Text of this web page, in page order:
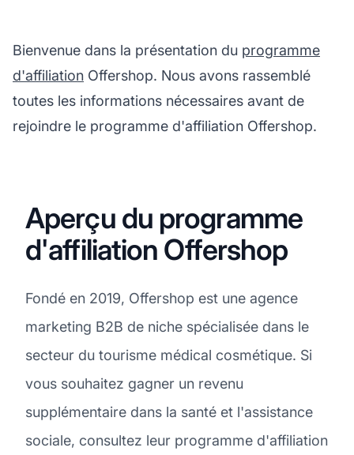
Bienvenue dans la présentation du programme
d'affiliation Offershop. Nous avons rassemblé
toutes les informations nécessaires avant de
rejoindre le programme d'affiliation Offershop.
Aperçu du programme
d'affiliation Offershop
Fondé en 2019, Offershop est une agence
marketing B2B de niche spécialisée dans le
secteur du tourisme médical cosmétique. Si
vous souhaitez gagner un revenu
supplémentaire dans la santé et l'assistance
sociale, consultez leur programme d'affiliation